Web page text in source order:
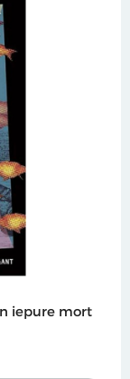
iepure mort